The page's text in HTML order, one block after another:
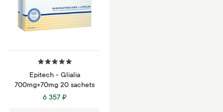
Epitech - Glialia
700mg+70mg 20 sachets
6 357 ₽